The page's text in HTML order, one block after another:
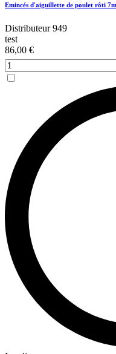
Emincés d'aiguillette de poulet rôti
Distributeur 949
test
86,00 €